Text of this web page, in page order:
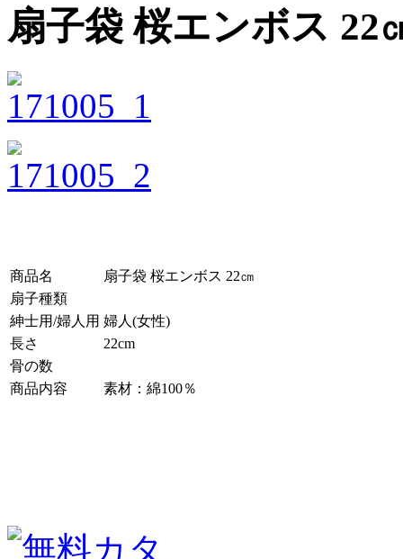
扇子袋 桜エンボス 22
商品名
扇子袋 桜エンボス 22㎝
扇子種類
紳士用/婦人用 婦人(女性)
長さ
22cm
骨の数
商品内容
素材：綿100％